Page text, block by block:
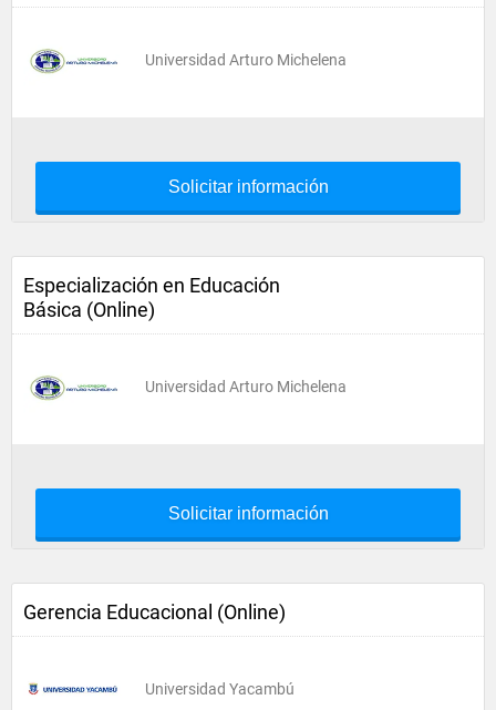
Universidad Arturo Michelena
Solicitar información
Especialización en Educación
Básica (Online)
Universidad Arturo Michelena
Solicitar información
Gerencia Educacional (Online)
Universidad Yacambú